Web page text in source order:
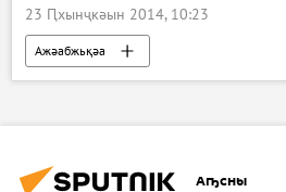
23 Ԥхынҷкәын 2014, 10:23
Ажәабжьқәа
Аҧсны